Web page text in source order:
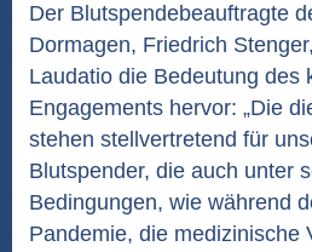
Der Blutspendebeauftragte
Dormagen, Friedrich
Laudatio die Bedeutung des
Engagements hervor: „Die
stehen stellvertretend für
Blutspender, die auch unter
Bedingungen, wie während
Pandemie, die medizinische